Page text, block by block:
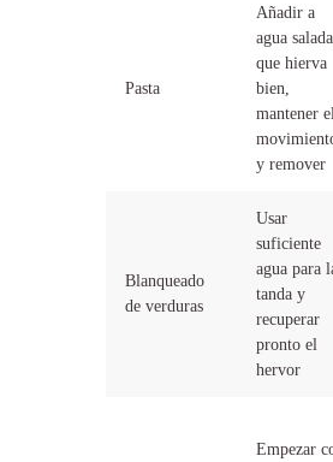
Pasta
Añadir a
agua salada
que hierva
bien,
mantener el
y remover
Blanqueado
de verduras
Usar
suficiente
agua para
tanda y
recuperar
pronto el
hervor
Empezar